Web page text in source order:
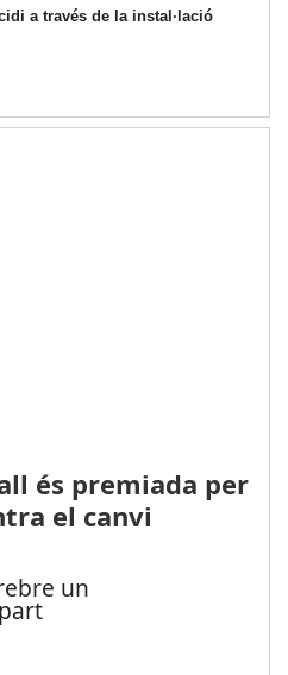
a través de la instal·lació
és premiada per
el canvi
un